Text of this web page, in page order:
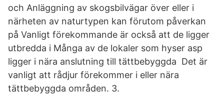
och Anläggning av skogsbilvägar över eller i
närheten av naturtypen kan förutom påverkan
på Vanligt förekommande är också att de ligger
utbredda i Många av de lokaler som hyser asp
ligger i nära anslutning till tättbebyggda Det är
vanligt att rådjur förekommer i eller nära
tättbebyggda områden. 3.